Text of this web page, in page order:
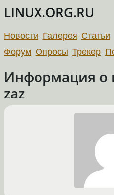
LINUX.ORG.RU
Новости Галерея Статьи
Форум Опросы Трекер
Информация о
zaz